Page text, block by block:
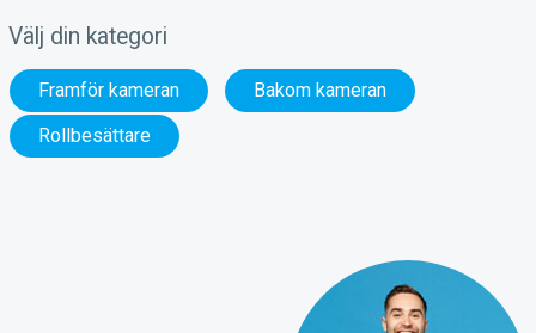
Välj din kategori
Framför kameran
Bakom kameran
Rollbesättare